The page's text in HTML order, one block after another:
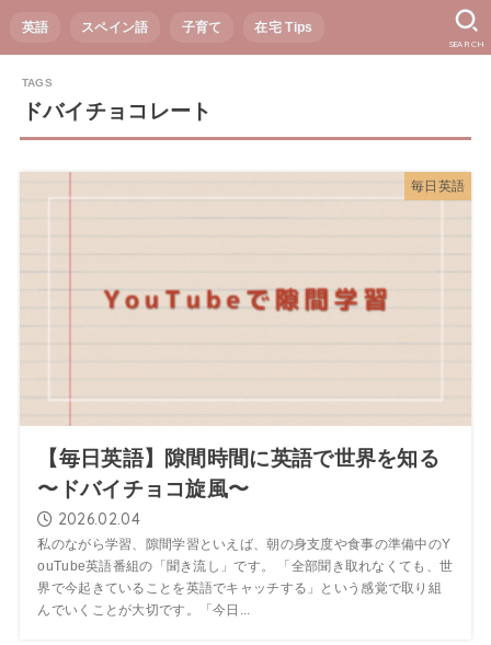
英語 スペイン語 子育て 在宅 Tips
SEARCH
ドバイチョコレート
毎日英語
【毎日英語】隙間時間に英語で世界を知る
〜ドバイチョコ旋風〜
2026.02.04
私のながら学習、隙間学習といえば、朝の身支度や食事の準備中のY
ouTube英語番組の「聞き流し」です。 「全部聞き取れなくても、世
界で今起きていることを英語でキャッチする」という感覚で取り組
んでいくことが大切です。「今日...